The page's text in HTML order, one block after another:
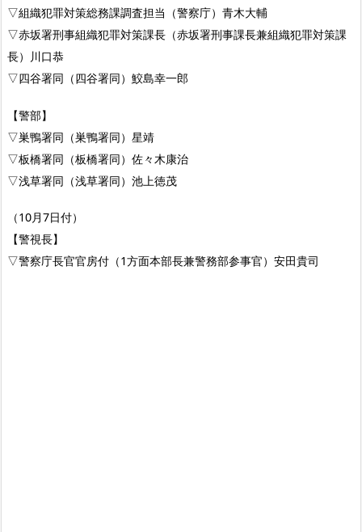
▽組織犯罪対策総務課調査担当（警察庁）青木大輔
▽赤坂署刑事組織犯罪対策課長（赤坂署刑事課長兼組織犯罪対策課
長）川口恭
▽四谷署同（四谷署同）鮫島幸一郎
【警部】
▽巣鴨署同（巣鴨署同）星靖
▽板橋署同（板橋署同）佐々木康治
▽浅草署同（浅草署同）池上徳茂
（10月7日付）
【警視長】
▽警察庁長官官房付（1方面本部長兼警務部参事官）安田貴司